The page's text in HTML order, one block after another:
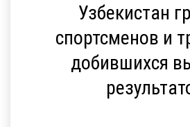
Узбекистан
спортсменов и
добившихся